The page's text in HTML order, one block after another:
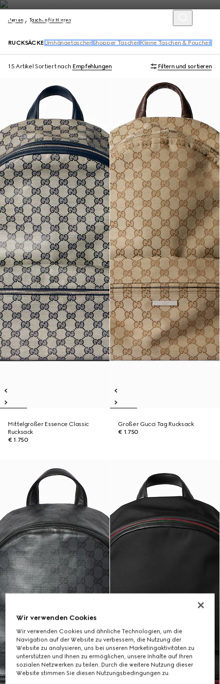
Herren Taschen für Herren
RUCKSÄCKE Umhängetaschen Shopper Taschen Kleine Taschen & Pouches
15 Artikel Sortiert nach Empfehlungen Filtern und sortieren
Mittelgroßer Essence Classic
Rucksack
€ 1.750
Großer Gucci Tag Rucksack
€ 1.750
Wir verwenden Cookies
Wir verwenden Cookies und ähnliche Technologien, um die
Navigation auf der Website zu verbessern, die Nutzung der
Website zu analysieren, uns bei unseren Marketingaktivitäten zu
unterstützen und Ihnen zu ermöglichen, unsere Inhalte auf Ihren
sozialen Netzwerken zu teilen. Durch die weitere Nutzung dieser
Website stimmen Sie diesen Nutzungsbedingungen zu.